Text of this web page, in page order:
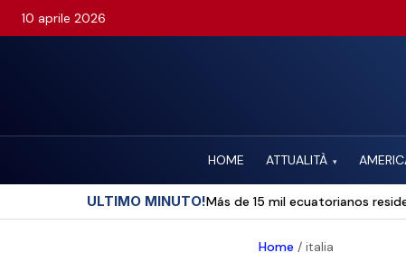
10 aprile 2026
HOME ATTUALITÀ ▾
ULTIMO MINUTO!Más de 15 mil ecuatorianos
Home / italia